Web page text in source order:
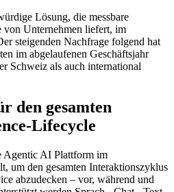
Lösung, die messbare
von Unternehmen liefert, im
steigenden Nachfrage folgend hat
im abgelaufenen Geschäftsjahr
Schweiz als auch international
den gesamten
Lifecycle
Agentic AI Plattform im
um den gesamten Interaktionszyklus
abzudecken – vor, während und